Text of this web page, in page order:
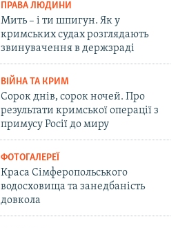
ПРАВА ЛЮДИНИ
Мить – і ти шпигун. Як у
кримських судах розглядають
звинувачення в держзраді
ВІЙНА ТА КРИМ
Сорок днів, сорок ночей. Про
результати кримської операції з
примусу Росії до миру
ФОТОГАЛЕРЕЇ
Краса Сімферопольського
водосховища та занедбаність
довкола